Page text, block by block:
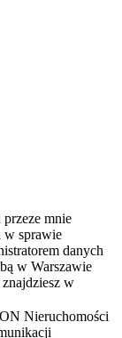
mnie
w sprawie
danych
w Warszawie
w
Nieruchomości